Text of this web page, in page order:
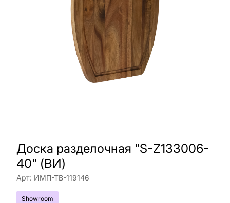
Доска разделочная "S-Z133006-
40" (ВИ)
Арт: ИМП-ТВ-119146
Showroom